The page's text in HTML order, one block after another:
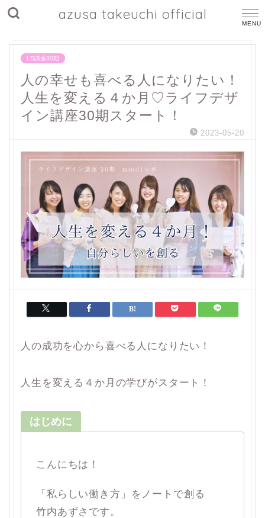
azusa takeuchi official
LD講座30期
人の幸せも喜べる人になりたい！
人生を変える４か月♡ライフデザ
イン講座30期スタート！
2023-05-20
人の成功を心から喜べる人になりたい！
人生を変える４か月の学びがスタート！
はじめに
こんにちは！
「私らしい働き方」をノートで創る
竹内あずさです。